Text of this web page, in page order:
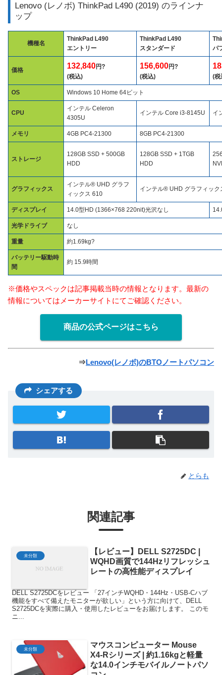
Lenovo (レノボ) ThinkPad L490 (2019) のラインナ
ップ
機種名
ThinkPad L490
エントリー
ThinkPad L490
スタンダード
パ
価格 132,840円?
(税込)
156,600円?
(税込)
(税
OS Windows 10 Home 64ビット
CPU
インテル Celeron
4305U
インテル Core i3-8145U イ
メモリ 4GB PC4-21300 8GB PC4-21300
ストレージ
128GB SSD + 500GB
HDD
128GB SSD + 1TGB
HDD
グラフィックス
インテル® UHD グラフ
ィックス 610
インテル® UHD グラフィック
ディスプレイ 14.0型HD (1366×768 220nit)光沢なし
光学ドライブ なし
重量 約1.69kg?
バッテリー駆動時
間
約 15.9時間
※価格やスペックは記事掲載当時の情報となります。最新の
情報についてはメーカーサイトにてご確認ください。
商品の公式ページはこちら
⇒Lenovo(レノボ)のBTOノートパソコン
シェアする
とらも
関連記事
未分類
【レビュー】DELL S2725DC |
WQHD画質で144Hzリフレッシュ
レートの高性能ディスプレイ
DELL S2725DCをレビュー 「27インチWQHD・144Hz・USB-Cハブ
機能をすべて備えたモニターが欲しい」という方に向けて、DELL
S2725DCを実際に購入・使用したレビューをお届けします。 このモ
ニ...
未分類
マウスコンピューター Mouse
X4-Rシリーズ | 約1.16kgと軽量
な14.0インチモバイルノートパソ